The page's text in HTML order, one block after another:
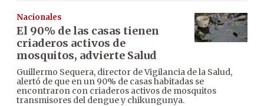
Nacionales
El 90% de las casas tienen
criaderos activos de
mosquitos, advierte Salud
Guillermo Sequera, director de Vigilancia de la Salud,
alertó de que en un 90% de casas habitadas se
encontraron con criaderos activos de mosquitos
transmisores del dengue y chikungunya.